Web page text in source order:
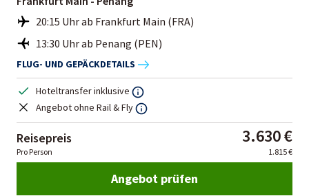
20:15 Uhr ab Frankfurt Main (FRA)
13:30 Uhr ab Penang (PEN)
FLUG- UND GEPÄCKDETAILS
Hoteltransfer inklusive
Angebot ohne Rail & Fly
Reisepreis 3.630 €
Pro Person 1.815 €
Angebot prüfen